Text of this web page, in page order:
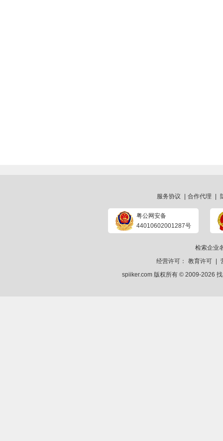
服务协议 合作代理
粤公网安备
44010602001287号
检索企业
经营许可：
教育许可
spiiker.com 版权所有 © 2009-2026